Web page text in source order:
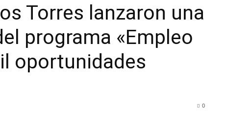
Torres lanzaron una
programa «Empleo
oportunidades
0